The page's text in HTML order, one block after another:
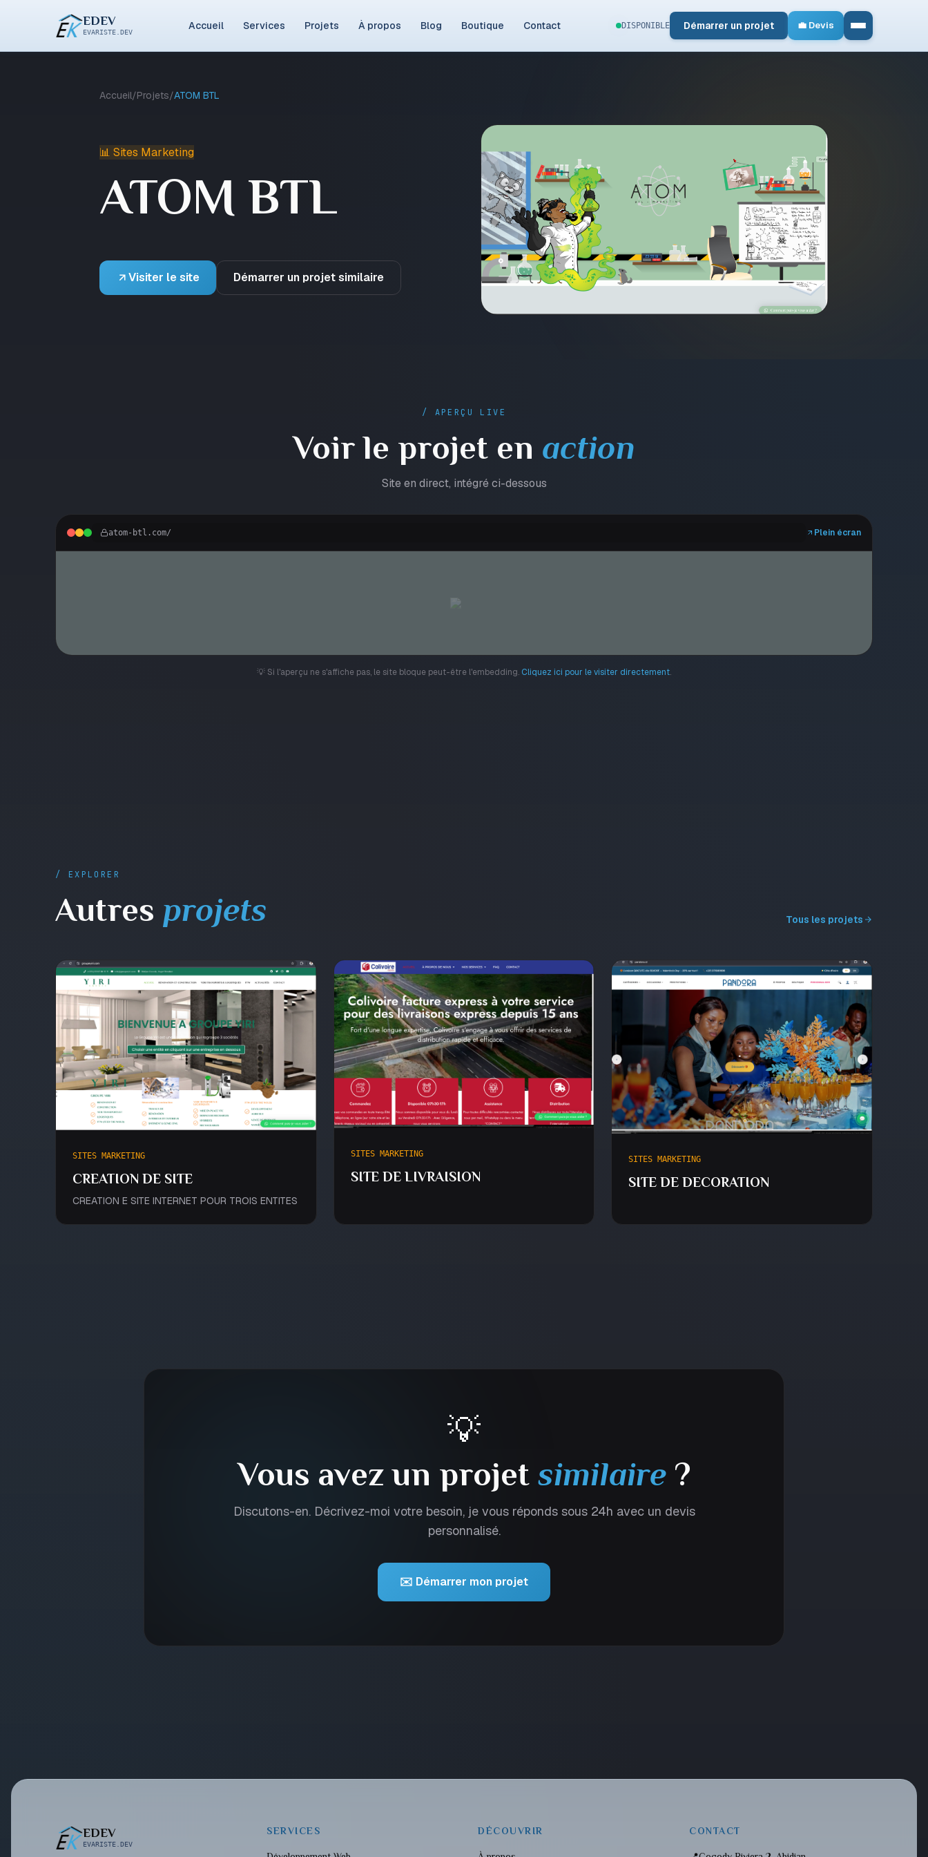
EDEV
EVARISTE.DEV Accueil Services Projets À propos Blog Boutique Contact DISPONIBLE Démarrer un projet 💼 Devis
Accueil/Projets/ATOM BTL
📊 Sites Marketing
ATOM BTL
Visiter le site Démarrer un projet similaire
/ APERÇU LIVE
Voir le projet en action
Site en direct, intégré ci-dessous
atom-btl.com/ Plein écran
💡 Si l'aperçu ne s'affiche pas, le site bloque peut-être l'embedding. Cliquez ici pour le visiter directement.
/ EXPLORER
Autres projets Tous les projets
SITES MARKETING
CREATION DE SITE
CREATION E SITE INTERNET POUR TROIS ENTITES
SITES MARKETING
SITE DE LIVRAISION
SITES MARKETING
SITE DE DECORATION
💡
Vous avez un projet similaire?
Discutons-en. Décrivez-moi votre besoin, je vous réponds sous 24h avec un devis
personnalisé.
✉️ Démarrer mon projet
EDEV
EVARISTE.DEV
SERVICES DÉCOUVRIR CONTACT